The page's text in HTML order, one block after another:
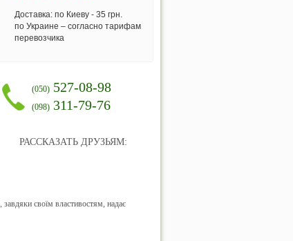
Доставка: по Киеву - 35 грн.
по Украине – согласно тарифам
перевозчика
(050) 527-08-98
(098) 311-79-76
РАССКАЗАТЬ ДРУЗЬЯМ:
своїм властивостям, надає